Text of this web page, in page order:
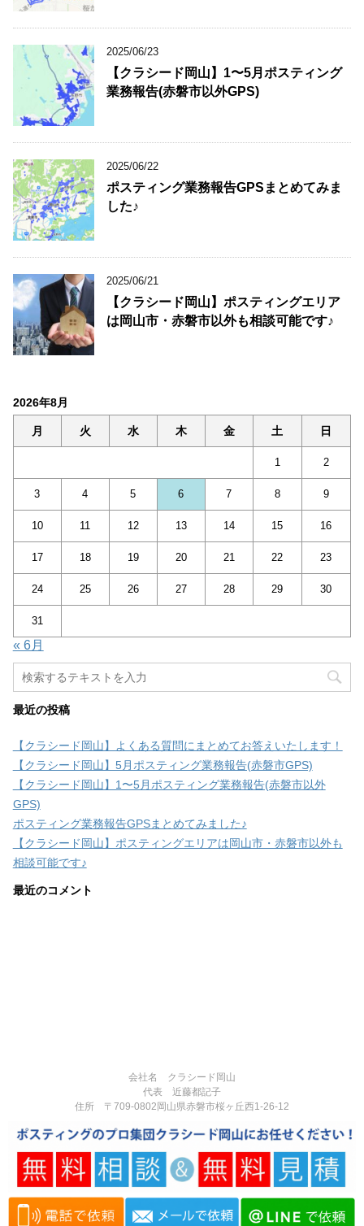
2025/06/23
【クラシード岡山】1〜5月ポスティング
業務報告(赤磐市以外GPS)
2025/06/22
ポスティング業務報告GPSまとめてみま
した♪
2025/06/21
【クラシード岡山】ポスティングエリア
は岡山市・赤磐市以外も相談可能です♪
2026年8月
月 火 水 木 金 土 日
1 2
3 4 5 6 7 8 9
10 11 12 13 14 15 16
17 18 19 20 21 22 23
24 25 26 27 28 29 30
31
« 6月
最近の投稿
【クラシード岡山】よくある質問にまとめてお答えいたします！
【クラシード岡山】5月ポスティング業務報告(赤磐市GPS)
【クラシード岡山】1〜5月ポスティング業務報告(赤磐市以外
GPS)
ポスティング業務報告GPSまとめてみました♪
【クラシード岡山】ポスティングエリアは岡山市・赤磐市以外も
相談可能です♪
最近のコメント
会社名 クラシード岡山
代表 近藤都記子
住所 〒709-0802岡山県赤磐市桜ヶ丘西1-26-12
営業時間:8:00-17:00
定休日:不定休
Copyright© 岡山県赤磐市で反響実績多数のポスティング専門の広告代理
店｜チラシ・広告制作・ポスティングなら「クラシード岡山」 , 2026 All
Rights Reserved.